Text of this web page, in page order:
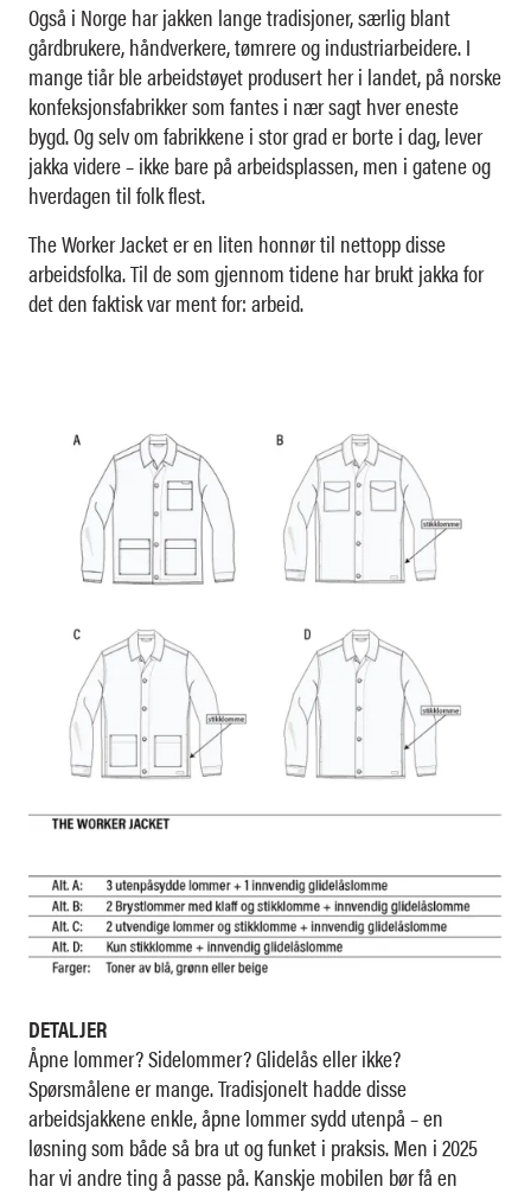
Også i Norge har jakken lange tradisjoner, særlig blant
gårdbrukere, håndverkere, tømrere og industriarbeidere. I
mange tiår ble arbeidstøyet produsert her i landet, på norske
konfeksjonsfabrikker som fantes i nær sagt hver eneste
bygd. Og selv om fabrikkene i stor grad er borte i dag, lever
jakka videre – ikke bare på arbeidsplassen, men i gatene og
hverdagen til folk flest.
The Worker Jacket er en liten honnør til nettopp disse
arbeidsfolka. Til de som gjennom tidene har brukt jakka for
det den faktisk var ment for: arbeid.
DETALJER
Åpne lommer? Sidelommer? Glidelås eller ikke?
Spørsmålene er mange. Tradisjonelt hadde disse
arbeidsjakkene enkle, åpne lommer sydd utenpå – en
løsning som både så bra ut og funket i praksis. Men i 2025
har vi andre ting å passe på. Kanskje mobilen bør få en